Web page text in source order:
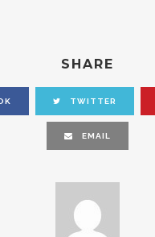
SHARE
TWITTER
EMAIL